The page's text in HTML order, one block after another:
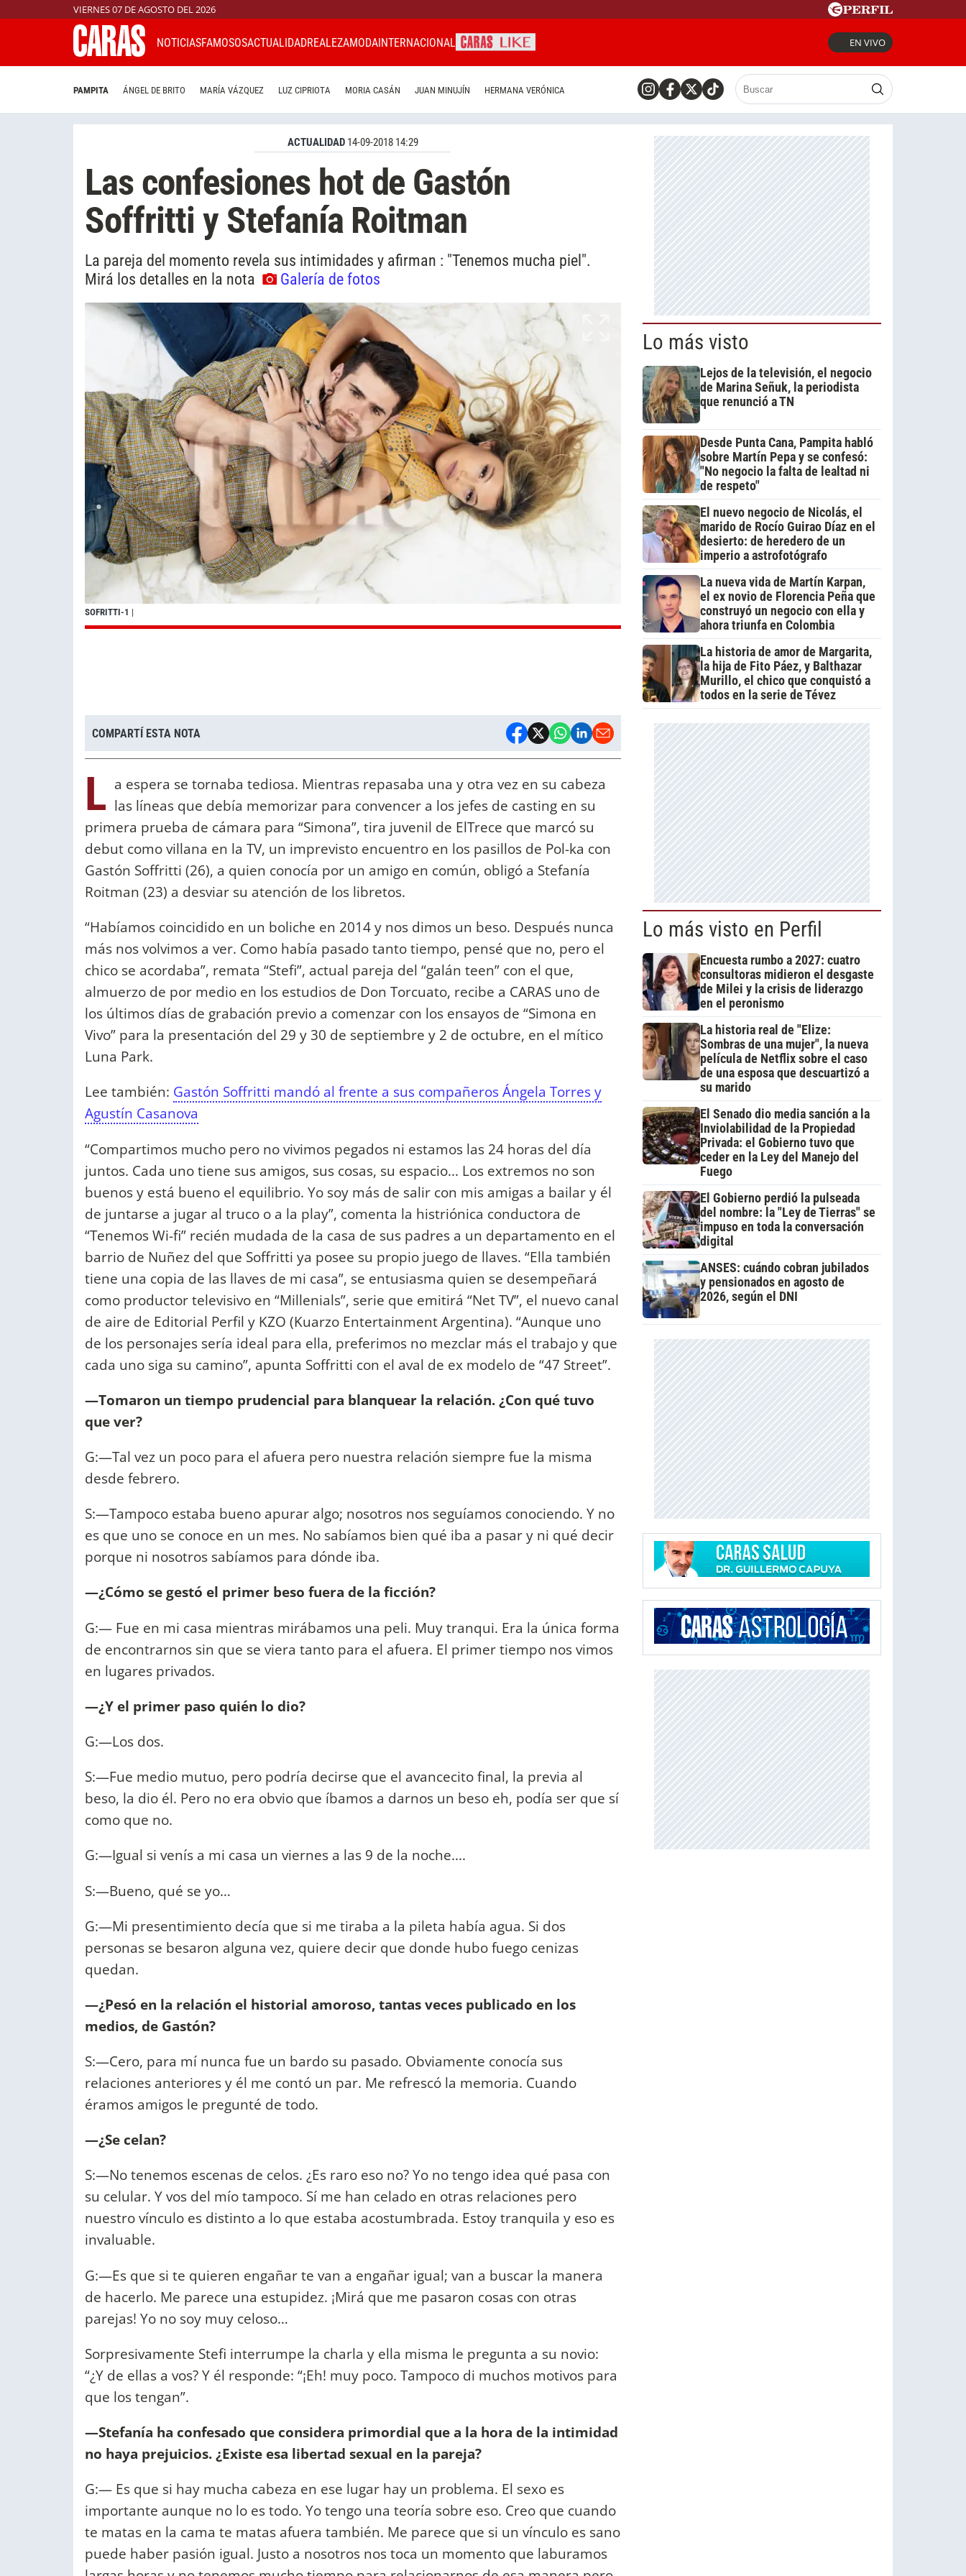
VIERNES 07 DE AGOSTO DEL 2026
NOTICIASFAMOSOSACTUALIDADREALEZAMODAINTERNACIONAL EN VIVO
PAMPITA ÁNGEL DE BRITO MARÍA VÁZQUEZ LUZ CIPRIOTA MORIA CASÁN JUAN MINUJÍN HERMANA VERÓNICA
ACTUALIDAD 14-09-2018 14:29
Las confesiones hot de Gastón
Soffritti y Stefanía Roitman
La pareja del momento revela sus intimidades y afirman : "Tenemos mucha piel".
Mirá los detalles en la nota
Galería de fotos
SOFRITTI-1 |
COMPARTÍ ESTA NOTA
L a espera se tornaba tediosa. Mientras repasaba una y otra vez en su cabeza
las líneas que debía memorizar para convencer a los jefes de casting en su
primera prueba de cámara para “Simona”, tira juvenil de ElTrece que marcó su
debut como villana en la TV, un imprevisto encuentro en los pasillos de Pol-ka con
Gastón Soffritti (26), a quien conocía por un amigo en común, obligó a Stefanía
Roitman (23) a desviar su atención de los libretos.
“Habíamos coincidido en un boliche en 2014 y nos dimos un beso. Después nunca
más nos volvimos a ver. Como había pasado tanto tiempo, pensé que no, pero el
chico se acordaba”, remata “Stefi”, actual pareja del “galán teen” con el que,
almuerzo de por medio en los estudios de Don Torcuato, recibe a CARAS uno de
los últimos días de grabación previo a comenzar con los ensayos de “Simona en
Vivo” para la presentación del 29 y 30 de septiembre y 2 de octubre, en el mítico
Luna Park.
Lee también: Gastón Soffritti mandó al frente a sus compañeros Ángela Torres y
Agustín Casanova
“Compartimos mucho pero no vivimos pegados ni estamos las 24 horas del día
juntos. Cada uno tiene sus amigos, sus cosas, su espacio... Los extremos no son
buenos y está bueno el equilibrio. Yo soy más de salir con mis amigas a bailar y él
de juntarse a jugar al truco o a la play”, comenta la histriónica conductora de
“Tenemos Wi-fi” recién mudada de la casa de sus padres a un departamento en el
barrio de Nuñez del que Soffritti ya posee su propio juego de llaves. “Ella también
tiene una copia de las llaves de mi casa”, se entusiasma quien se desempeñará
como productor televisivo en “Millenials”, serie que emitirá “Net TV”, el nuevo canal
de aire de Editorial Perfil y KZO (Kuarzo Entertainment Argentina). “Aunque uno
de los personajes sería ideal para ella, preferimos no mezclar más el trabajo y que
cada uno siga su camino”, apunta Soffritti con el aval de ex modelo de “47 Street”.
—Tomaron un tiempo prudencial para blanquear la relación. ¿Con qué tuvo
que ver?
G:—Tal vez un poco para el afuera pero nuestra relación siempre fue la misma
desde febrero.
S:—Tampoco estaba bueno apurar algo; nosotros nos seguíamos conociendo. Y no
es que uno se conoce en un mes. No sabíamos bien qué iba a pasar y ni qué decir
porque ni nosotros sabíamos para dónde iba.
—¿Cómo se gestó el primer beso fuera de la ficción?
G:— Fue en mi casa mientras mirábamos una peli. Muy tranqui. Era la única forma
de encontrarnos sin que se viera tanto para el afuera. El primer tiempo nos vimos
en lugares privados.
—¿Y el primer paso quién lo dio?
G:—Los dos.
S:—Fue medio mutuo, pero podría decirse que el avancecito final, la previa al
beso, la dio él. Pero no era obvio que íbamos a darnos un beso eh, podía ser que sí
como que no.
G:—Igual si venís a mi casa un viernes a las 9 de la noche....
S:—Bueno, qué se yo…
G:—Mi presentimiento decía que si me tiraba a la pileta había agua. Si dos
personas se besaron alguna vez, quiere decir que donde hubo fuego cenizas
quedan.
—¿Pesó en la relación el historial amoroso, tantas veces publicado en los
medios, de Gastón?
S:—Cero, para mí nunca fue un bardo su pasado. Obviamente conocía sus
relaciones anteriores y él me contó un par. Me refrescó la memoria. Cuando
éramos amigos le pregunté de todo.
—¿Se celan?
S:—No tenemos escenas de celos. ¿Es raro eso no? Yo no tengo idea qué pasa con
su celular. Y vos del mío tampoco. Sí me han celado en otras relaciones pero
nuestro vínculo es distinto a lo que estaba acostumbrada. Estoy tranquila y eso es
invaluable.
G:—Es que si te quieren engañar te van a engañar igual; van a buscar la manera
de hacerlo. Me parece una estupidez. ¡Mirá que me pasaron cosas con otras
parejas! Yo no soy muy celoso…
Sorpresivamente Stefi interrumpe la charla y ella misma le pregunta a su novio:
“¿Y de ellas a vos? Y él responde: “¡Eh! muy poco. Tampoco di muchos motivos para
que los tengan”.
—Stefanía ha confesado que considera primordial que a la hora de la intimidad
no haya prejuicios. ¿Existe esa libertad sexual en la pareja?
G:— Es que si hay mucha cabeza en ese lugar hay un problema. El sexo es
importante aunque no lo es todo. Yo tengo una teoría sobre eso. Creo que cuando
te matas en la cama te matas afuera también. Me parece que si un vínculo es sano
puede haber pasión igual. Justo a nosotros nos toca un momento que laburamos
Lo más visto
Lejos de la televisión, el negocio
de Marina Señuk, la periodista
que renunció a TN
Desde Punta Cana, Pampita habló
sobre Martín Pepa y se confesó:
"No negocio la falta de lealtad ni
de respeto"
El nuevo negocio de Nicolás, el
marido de Rocío Guirao Díaz en el
desierto: de heredero de un
imperio a astrofotógrafo
La nueva vida de Martín Karpan,
el ex novio de Florencia Peña que
construyó un negocio con ella y
ahora triunfa en Colombia
La historia de amor de Margarita,
la hija de Fito Páez, y Balthazar
Murillo, el chico que conquistó a
todos en la serie de Tévez
Lo más visto en Perfil
Encuesta rumbo a 2027: cuatro
consultoras midieron el desgaste
de Milei y la crisis de liderazgo
en el peronismo
La historia real de "Elize:
Sombras de una mujer", la nueva
película de Netflix sobre el caso
de una esposa que descuartizó a
su marido
El Senado dio media sanción a la
Inviolabilidad de la Propiedad
Privada: el Gobierno tuvo que
ceder en la Ley del Manejo del
Fuego
El Gobierno perdió la pulseada
del nombre: la "Ley de Tierras" se
impuso en toda la conversación
digital
ANSES: cuándo cobran jubilados
y pensionados en agosto de
2026, según el DNI